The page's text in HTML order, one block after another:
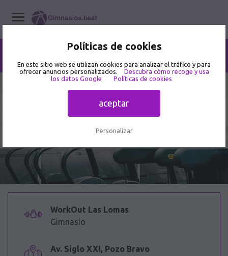
Políticas de cookies
En este sitio web se utilizan cookies para analizar el tráfico y para
ofrecer anuncios personalizados.
Descubra cómo recoge y usa
los datos Google
Políticas de cookies
aceptar
Personalizar
Aguascalientes /Aguascalientes
WorkOut Las Lomas
WorkOut Las Lomas - Gimnasio en
Av. Siglo XXI, Pozo Bravo
WorkOut Las Lomas
Gimnasio
Av. Siglo XXI, Pozo Bravo